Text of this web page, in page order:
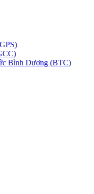
Bình Dương (BTC)